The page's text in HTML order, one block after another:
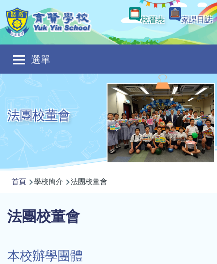
移至主內容
校曆表
家課日誌
選單
Main
navigation
法團校董會
導
連
結
首頁 學校簡介 法團校董會
法團校董會
本校辦學團體